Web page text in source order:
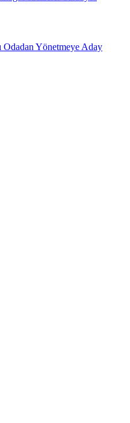
Odadan Yönetmeye Aday